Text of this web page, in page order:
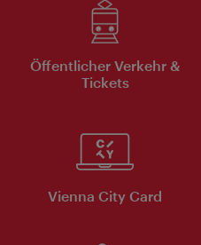
Öffentlicher Verkehr &
Tickets
Vienna City Card